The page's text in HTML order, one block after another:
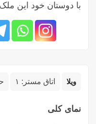
ویلا اتاق مستر: ۱
نمای کلی
با دوستان خود این